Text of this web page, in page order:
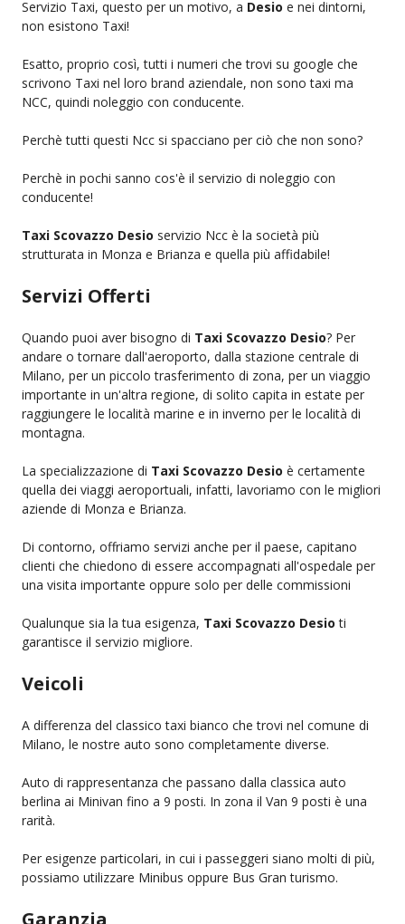
Servizio Taxi, questo per un motivo, a Desio e nei dintorni,
non esistono Taxi!
Esatto, proprio così, tutti i numeri che trovi su google che
scrivono Taxi nel loro brand aziendale, non sono taxi ma
NCC, quindi noleggio con conducente.
Perchè tutti questi Ncc si spacciano per ciò che non sono?
Perchè in pochi sanno cos'è il servizio di noleggio con
conducente!
Taxi Scovazzo Desio servizio Ncc è la società più
strutturata in Monza e Brianza e quella più affidabile!
Servizi Offerti
Quando puoi aver bisogno di Taxi Scovazzo Desio? Per
andare o tornare dall'aeroporto, dalla stazione centrale di
Milano, per un piccolo trasferimento di zona, per un viaggio
importante in un'altra regione, di solito capita in estate per
raggiungere le località marine e in inverno per le località di
montagna.
La specializzazione di Taxi Scovazzo Desio è certamente
quella dei viaggi aeroportuali, infatti, lavoriamo con le migliori
aziende di Monza e Brianza.
Di contorno, offriamo servizi anche per il paese, capitano
clienti che chiedono di essere accompagnati all'ospedale per
una visita importante oppure solo per delle commissioni
Qualunque sia la tua esigenza, Taxi Scovazzo Desio ti
garantisce il servizio migliore.
Veicoli
A differenza del classico taxi bianco che trovi nel comune di
Milano, le nostre auto sono completamente diverse.
Auto di rappresentanza che passano dalla classica auto
berlina ai Minivan fino a 9 posti. In zona il Van 9 posti è una
rarità.
Per esigenze particolari, in cui i passeggeri siano molti di più,
possiamo utilizzare Minibus oppure Bus Gran turismo.
Garanzia